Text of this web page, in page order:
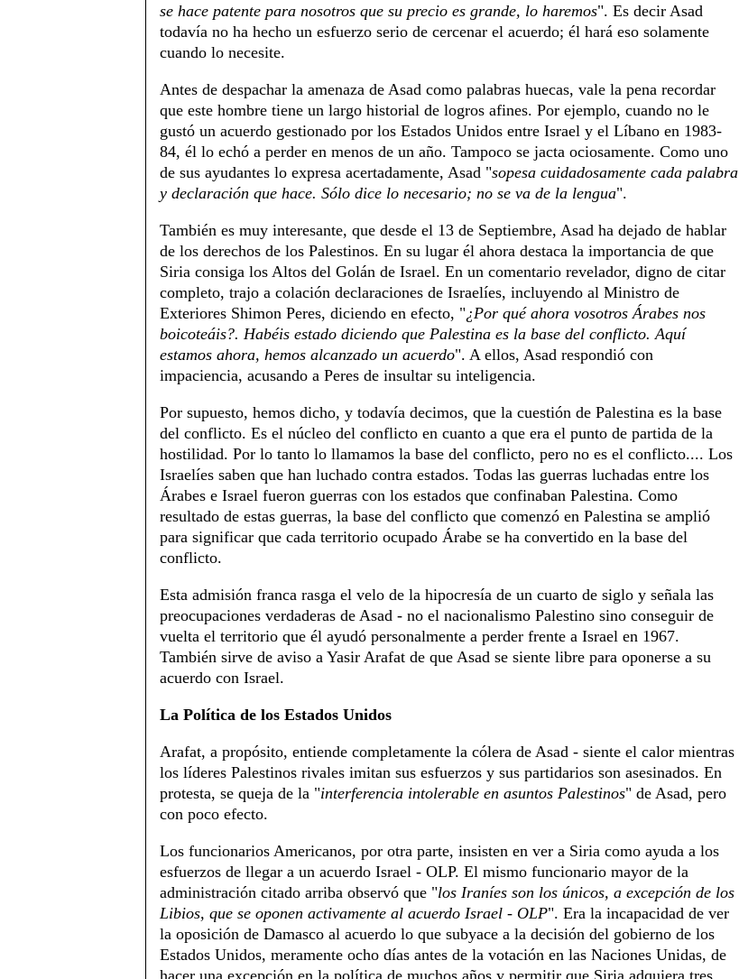
se hace patente para nosotros que su precio es grande, lo haremos". Es decir Asad
todavía no ha hecho un esfuerzo serio de cercenar el acuerdo; él hará eso solamente
cuando lo necesite.
Antes de despachar la amenaza de Asad como palabras huecas, vale la pena recordar
que este hombre tiene un largo historial de logros afines. Por ejemplo, cuando no le
gustó un acuerdo gestionado por los Estados Unidos entre Israel y el Líbano en 1983-
84, él lo echó a perder en menos de un año. Tampoco se jacta ociosamente. Como uno
de sus ayudantes lo expresa acertadamente, Asad "sopesa cuidadosamente cada palabra
y declaración que hace. Sólo dice lo necesario; no se va de la lengua".
También es muy interesante, que desde el 13 de Septiembre, Asad ha dejado de hablar
de los derechos de los Palestinos. En su lugar él ahora destaca la importancia de que
Siria consiga los Altos del Golán de Israel. En un comentario revelador, digno de citar
completo, trajo a colación declaraciones de Israelíes, incluyendo al Ministro de
Exteriores Shimon Peres, diciendo en efecto, "¿Por qué ahora vosotros Árabes nos
boicoteáis?. Habéis estado diciendo que Palestina es la base del conflicto. Aquí
estamos ahora, hemos alcanzado un acuerdo". A ellos, Asad respondió con
impaciencia, acusando a Peres de insultar su inteligencia.
Por supuesto, hemos dicho, y todavía decimos, que la cuestión de Palestina es la base
del conflicto. Es el núcleo del conflicto en cuanto a que era el punto de partida de la
hostilidad. Por lo tanto lo llamamos la base del conflicto, pero no es el conflicto.... Los
Israelíes saben que han luchado contra estados. Todas las guerras luchadas entre los
Árabes e Israel fueron guerras con los estados que confinaban Palestina. Como
resultado de estas guerras, la base del conflicto que comenzó en Palestina se amplió
para significar que cada territorio ocupado Árabe se ha convertido en la base del
conflicto.
Esta admisión franca rasga el velo de la hipocresía de un cuarto de siglo y señala las
preocupaciones verdaderas de Asad - no el nacionalismo Palestino sino conseguir de
vuelta el territorio que él ayudó personalmente a perder frente a Israel en 1967.
También sirve de aviso a Yasir Arafat de que Asad se siente libre para oponerse a su
acuerdo con Israel.
La Política de los Estados Unidos
Arafat, a propósito, entiende completamente la cólera de Asad - siente el calor mientras
los líderes Palestinos rivales imitan sus esfuerzos y sus partidarios son asesinados. En
protesta, se queja de la "interferencia intolerable en asuntos Palestinos" de Asad, pero
con poco efecto.
Los funcionarios Americanos, por otra parte, insisten en ver a Siria como ayuda a los
esfuerzos de llegar a un acuerdo Israel - OLP. El mismo funcionario mayor de la
administración citado arriba observó que "los Iraníes son los únicos, a excepción de los
Libios, que se oponen activamente al acuerdo Israel - OLP". Era la incapacidad de ver
la oposición de Damasco al acuerdo lo que subyace a la decisión del gobierno de los
Estados Unidos, meramente ocho días antes de la votación en las Naciones Unidas, de
hacer una excepción en la política de muchos años y permitir que Siria adquiera tres